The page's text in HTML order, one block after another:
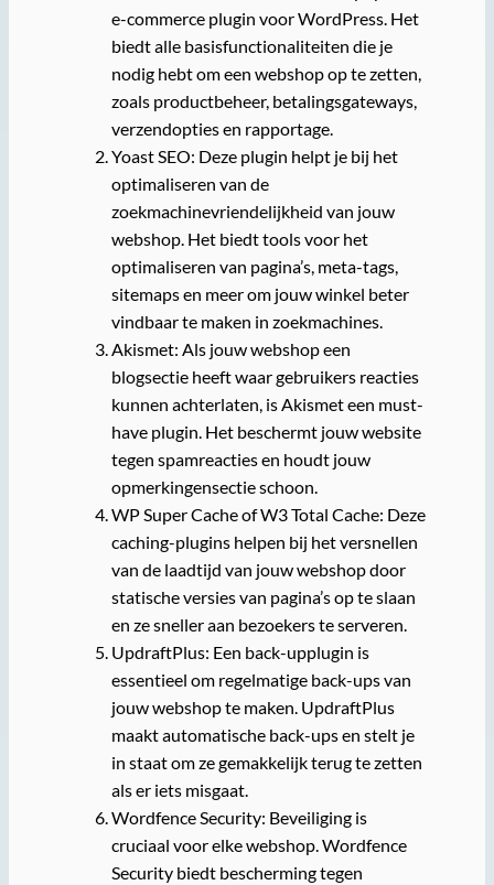
e-commerce plugin voor WordPress. Het
biedt alle basisfunctionaliteiten die je
nodig hebt om een webshop op te zetten,
zoals productbeheer, betalingsgateways,
verzendopties en rapportage.
Yoast SEO: Deze plugin helpt je bij het
optimaliseren van de
zoekmachinevriendelijkheid van jouw
webshop. Het biedt tools voor het
optimaliseren van pagina’s, meta-tags,
sitemaps en meer om jouw winkel beter
vindbaar te maken in zoekmachines.
Akismet: Als jouw webshop een
blogsectie heeft waar gebruikers reacties
kunnen achterlaten, is Akismet een must-
have plugin. Het beschermt jouw website
tegen spamreacties en houdt jouw
opmerkingensectie schoon.
WP Super Cache of W3 Total Cache: Deze
caching-plugins helpen bij het versnellen
van de laadtijd van jouw webshop door
statische versies van pagina’s op te slaan
en ze sneller aan bezoekers te serveren.
UpdraftPlus: Een back-upplugin is
essentieel om regelmatige back-ups van
jouw webshop te maken. UpdraftPlus
maakt automatische back-ups en stelt je
in staat om ze gemakkelijk terug te zetten
als er iets misgaat.
Wordfence Security: Beveiliging is
cruciaal voor elke webshop. Wordfence
Security biedt bescherming tegen